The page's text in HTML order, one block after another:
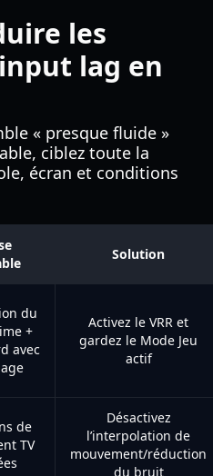
les
lag en
« presque fluide »
ciblez toute la
écran et conditions
Solution
du
+
avec
Activez le VRR et
gardez le Mode Jeu
actif
de
TV
Désactivez
l’interpolation de
mouvement/réduction
du bruit